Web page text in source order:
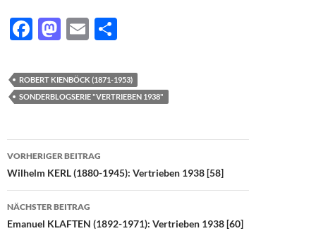
F
e
b
o
k
M
to
d
n
E
ail le
n
ROBERT KIENBÖCK (1871-1953)
SONDERBLOGSERIE "VERTRIEBEN 1938"
Beitragsnavigation
VORHERIGER BEITRAG
Wilhelm KERL (1880-1945): Vertrieben 1938 [58]
NÄCHSTER BEITRAG
Emanuel KLAFTEN (1892-1971): Vertrieben 1938 [60]